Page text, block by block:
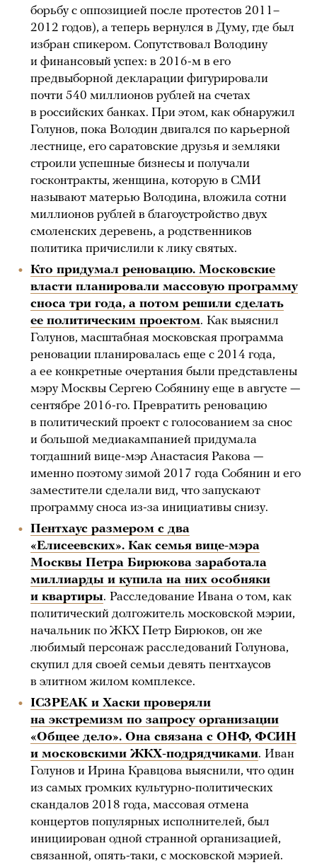
борьбу с оппозицией после протестов 2011–
2012 годов), а теперь вернулся в Думу, где был
избран спикером. Сопутствовал Володину
и финансовый успех: в 2016-м в его
предвыборной декларации фигурировали
почти 540 миллионов рублей на счетах
в российских банках. При этом, как обнаружил
Голунов, пока Володин двигался по карьерной
лестнице, его саратовские друзья и земляки
строили успешные бизнесы и получали
госконтракты, женщина, которую в СМИ
называют матерью Володина, вложила сотни
миллионов рублей в благоустройство двух
смоленских деревень, а родственников
политика причислили к лику святых.
Кто придумал реновацию. Московские
власти планировали массовую программу
сноса три года, а потом решили сделать
ее политическим проектом. Как выяснил
Голунов, масштабная московская программа
реновации планировалась еще с 2014 года,
а ее конкретные очертания были представлены
мэру Москвы Сергею Собянину еще в августе —
сентябре 2016-го. Превратить реновацию
в политический проект с голосованием за снос
и большой медиакампанией придумала
тогдашний вице-мэр Анастасия Ракова —
именно поэтому зимой 2017 года Собянин и его
заместители сделали вид, что запускают
программу сноса из-за инициативы снизу.
Пентхаус размером с два
«Елисеевских». Как семья вице-мэра
Москвы Петра Бирюкова заработала
миллиарды и купила на них особняки
и квартиры. Расследование Ивана о том, как
политический долгожитель московской мэрии,
начальник по ЖКХ Петр Бирюков, он же
любимый персонаж расследований Голунова,
скупил для своей семьи девять пентхаусов
в элитном жилом комплексе.
IC3PEAK и Хаски проверяли
на экстремизм по запросу организации
«Общее дело». Она связана с ОНФ, ФСИН
и московскими ЖКХ-подрядчиками. Иван
Голунов и Ирина Кравцова выяснили, что один
из самых громких культурно-политических
скандалов 2018 года, массовая отмена
концертов популярных исполнителей, был
инициирован одной странной организацией,
связанной, опять-таки, с московской мэрией.